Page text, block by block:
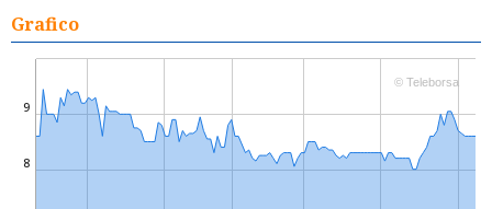
Grafico
8
9
© Teleborsa